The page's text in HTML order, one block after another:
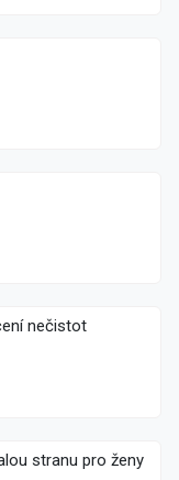
nečistot
stranu pro ženy